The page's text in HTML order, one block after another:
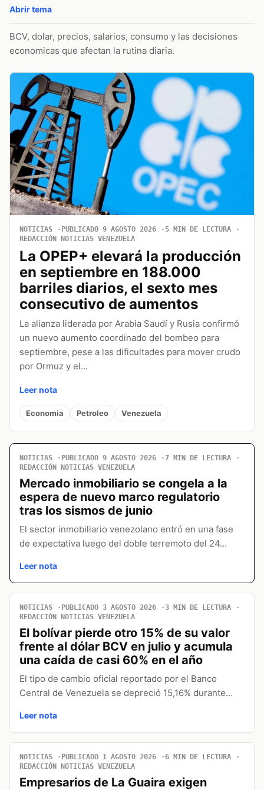
Abrir tema
BCV, dolar, precios, salarios, consumo y las decisiones
economicas que afectan la rutina diaria.
NOTICIAS PUBLICADO 9 AGOSTO 2026
5 MIN DE LECTURA
REDACCIÓN NOTICIAS VENEZUELA
La OPEP+ elevará la producción
en septiembre en 188.000
barriles diarios, el sexto mes
consecutivo de aumentos
La alianza liderada por Arabia Saudí y Rusia confirmó
un nuevo aumento coordinado del bombeo para
septiembre, pese a las dificultades para mover crudo
por Ormuz y el…
Leer nota
Economia Petroleo Venezuela
NOTICIAS PUBLICADO 9 AGOSTO 2026
7 MIN DE LECTURA
REDACCIÓN NOTICIAS VENEZUELA
Mercado inmobiliario se congela a la
espera de nuevo marco regulatorio
tras los sismos de junio
El sector inmobiliario venezolano entró en una fase
de expectativa luego del doble terremoto del 24…
Leer nota
NOTICIAS PUBLICADO 3 AGOSTO 2026
3 MIN DE LECTURA
REDACCIÓN NOTICIAS VENEZUELA
El bolívar pierde otro 15% de su valor
frente al dólar BCV en julio y acumula
una caída de casi 60% en el año
El tipo de cambio oficial reportado por el Banco
Central de Venezuela se depreció 15,16% durante…
Leer nota
NOTICIAS PUBLICADO 1 AGOSTO 2026
6 MIN DE LECTURA
REDACCIÓN NOTICIAS VENEZUELA
Empresarios de La Guaira exigen